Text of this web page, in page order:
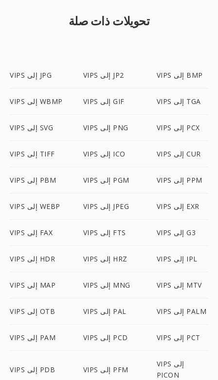
تحويلات ذات صلة
VIPS إلى JPG VIPS إلى JP2 VIPS إلى BMP
VIPS إلى WBMP VIPS إلى GIF VIPS إلى TGA
VIPS إلى SVG VIPS إلى PNG VIPS إلى PCX
VIPS إلى TIFF VIPS إلى ICO VIPS إلى CUR
VIPS إلى PBM VIPS إلى PGM VIPS إلى PPM
VIPS إلى WEBP VIPS إلى JPEG VIPS إلى EXR
VIPS إلى FAX VIPS إلى FTS VIPS إلى G3
VIPS إلى HDR VIPS إلى HRZ VIPS إلى IPL
VIPS إلى MAP VIPS إلى MNG VIPS إلى MTV
VIPS إلى OTB VIPS إلى PAL VIPS إلى PALM
VIPS إلى PAM VIPS إلى PCD VIPS إلى PCT
VIPS إلى PDB VIPS إلى PFM
VIPS إلى
PICON